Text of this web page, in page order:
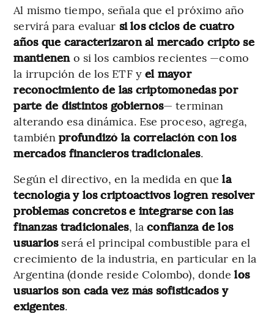
Al mismo tiempo, señala que el próximo año
servirá para evaluar si los ciclos de cuatro
años que caracterizaron al mercado cripto se
mantieneno si los cambios recientes —como
la irrupción de los ETF y el mayor
reconocimiento de las criptomonedas por
parte de distintos gobiernos— terminan
alterando esa dinámica. Ese proceso, agrega,
tambiénprofundizó la correlación con los
mercados financieros tradicionales.
Según el directivo, en la medida en quela
tecnología y los criptoactivos logren resolver
problemas concretos e integrarse con las
finanzas tradicionales, laconfianza de los
usuariosserá el principal combustible para el
crecimiento de la industria, en particular en la
Argentina (donde reside Colombo), dondelos
usuarios son cada vez más sofisticados y
exigentes.